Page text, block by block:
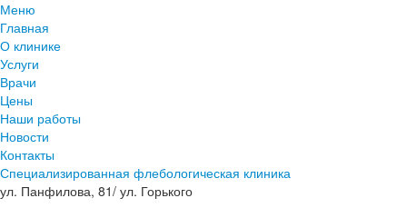
Меню
Главная
О клинике
Услуги
Врачи
Цены
Наши работы
Новости
Контакты
Специализированная флебологическая клиника
ул. Панфилова, 81/ ул. Горького